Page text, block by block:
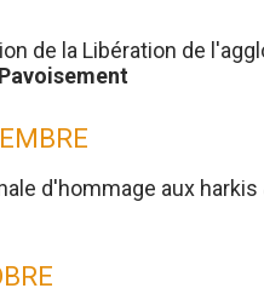
de la Libération de
Pavoisement
d'hommage aux